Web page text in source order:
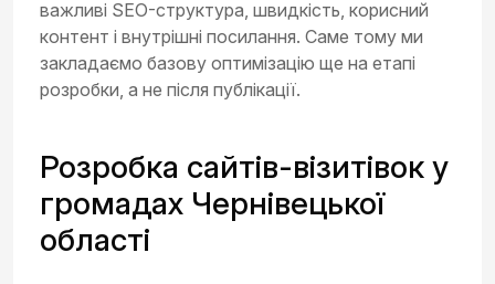
важливі SEO-структура, швидкість, корисний
контент і внутрішні посилання. Саме тому ми
закладаємо базову оптимізацію ще на етапі
розробки, а не після публікації.
Розробка сайтів-візитівок у
громадах Чернівецької
області